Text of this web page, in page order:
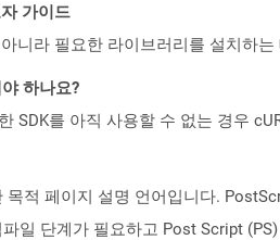
가이드
니라 필요한 라이브러리를 설치하
하나요?
를 아직 사용할 수 없는 경우
적 페이지 설명 언어입니다.
일 단계가 필요하고 Post Script